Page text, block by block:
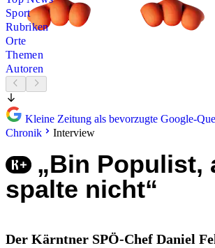
Sport
Rubriken
Orte
Themen
Autoren
Kleine Zeitung als bevorzugte Google-
Chronik
Interview
„Bin Populist,
spalte nicht“
Der Kärntner SPÖ-Chef Daniel